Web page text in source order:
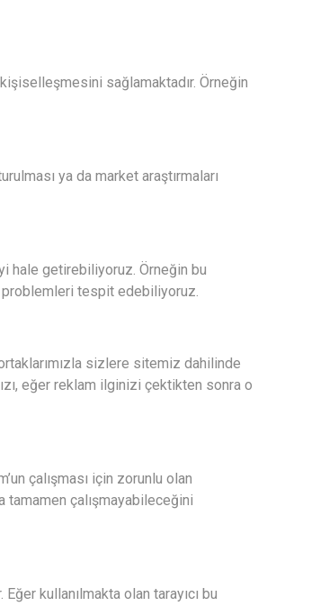
sağlamaktadır. Örneğin
ya da market araştırmaları
hale getirebiliyoruz. Örneğin bu
problemleri tespit edebiliyoruz.
sizlere sitemiz dahilinde
eğer reklam ilginizi çektikten sonra o
çalışması için zorunlu olan
tamamen çalışmayabileceğini
kullanılmakta olan tarayıcı bu